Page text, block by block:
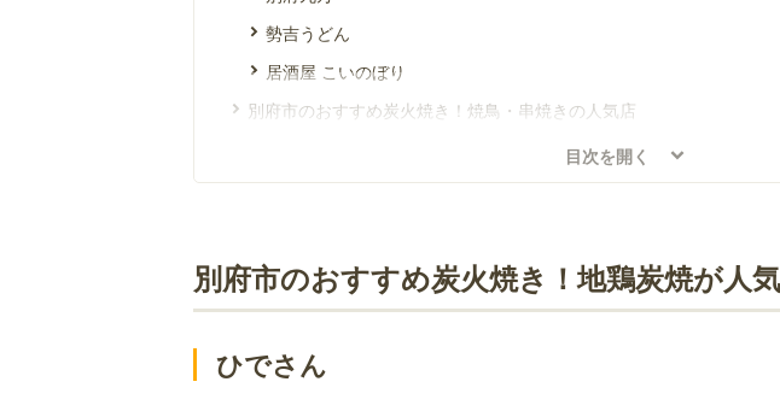
勢吉うどん
居酒屋 こいのぼり
別府市のおすすめ炭火焼き！焼鳥・串焼きの人気店
やっこ凧
別府市のおすすめ炭火焼き！いろいろな炭火焼きが味わえる居酒屋・
ろばた仁
豊後屋 竹かんむり
目次を開く
別府市のおすすめ炭火焼き！地鶏炭焼が人
ひでさん